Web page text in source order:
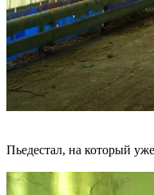
Пьедестал, на который